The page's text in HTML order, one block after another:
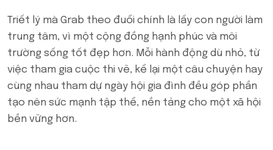
Triết lý mà Grab theo đuổi chính là lấy con người làm
trung tâm, vì một cộng đồng hạnh phúc và môi
trường sống tốt đẹp hơn. Mỗi hành động dù nhỏ, từ
việc tham gia cuộc thi vẽ, kể lại một câu chuyện hay
cùng nhau tham dự ngày hội gia đình đều góp phần
tạo nên sức mạnh tập thể, nền tảng cho một xã hội
bền vững hơn.